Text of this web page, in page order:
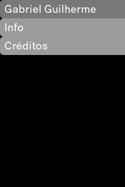
Gabriel Guilherme
Info
Créditos